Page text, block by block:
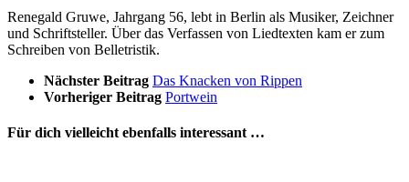
Renegald Gruwe, Jahrgang 56, lebt in Berlin als Musiker, Zeichner
und Schriftsteller. Über das Verfassen von Liedtexten kam er zum
Schreiben von Belletristik.
Nächster Beitrag Das Knacken von Rippen
Vorheriger Beitrag Portwein
Für dich vielleicht ebenfalls interessant …